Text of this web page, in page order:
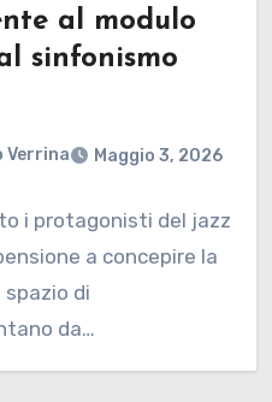
al modulo
sinfonismo
Verrina Maggio 3, 2026
i protagonisti del jazz
a concepire la
spazio di
da…